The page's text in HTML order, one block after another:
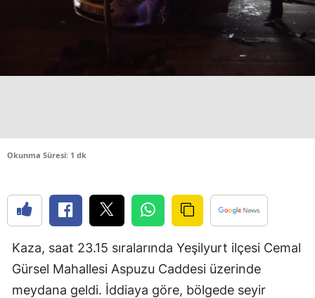
Denizli
Diyarbakır
Edirne
Gaziantep
Giresun
Gümüşhane
Okunma Süresi: 1 dk
Kaza, saat 23.15 sıralarında Yeşilyurt ilçesi Cemal
Gürsel Mahallesi Aspuzu Caddesi üzerinde
meydana geldi. İddiaya göre, bölgede seyir